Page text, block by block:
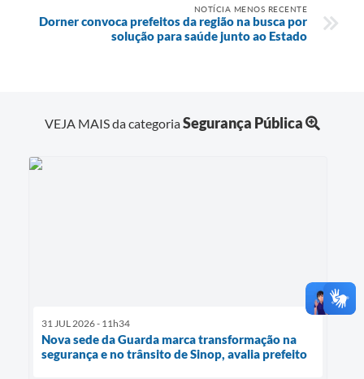
NOTÍCIA MENOS RECENTE
Dorner convoca prefeitos da região na busca por
solução para saúde junto ao Estado
VEJA MAIS da categoriaSegurança Pública
31 JUL 2026 - 11h34
Nova sede da Guarda marca transformação na
segurança e no trânsito de Sinop, avalia prefeito